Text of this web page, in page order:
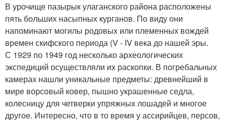
В урочище пазырык улаганского района расположены
пять больших насыпных курганов. По виду они
напоминают могилы родовых или племенных вождей
времен скифского периода (V - IV века до нашей эры.
С 1929 по 1949 год несколько археологических
экспедиций осуществляли их раскопки. В погребальных
камерах нашли уникальные предметы: древнейший в
мире ворсовый ковер, пышно украшенные седла,
колесницу для четверки упряжных лошадей и многое
другое. Интересно, что в то время у ассирийцев, персов,